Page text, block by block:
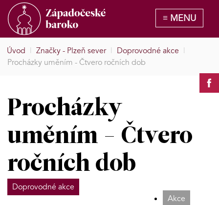
Úvod | Značky - Plzeň sever | Doprovodné akce |
Procházky uměním - Čtvero ročních dob
Procházky
uměním - Čtvero
ročních dob
Doprovodné akce
Akce